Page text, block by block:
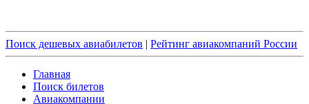
Поиск дешевых авиабилетов | Рейтинг авиакомпаний России
Главная
Поиск билетов
Авиакомпании